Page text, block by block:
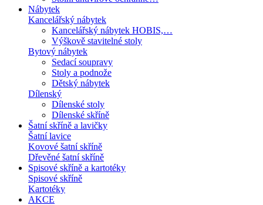
Nábytek
Kancelářský nábytek
Kancelářský nábytek HOBIS,…
Výškově stavitelné stoly
Bytový nábytek
Sedací soupravy
Stoly a podnože
Dětský nábytek
Dílenský
Dílenské stoly
Dílenské skříně
Šatní skříně a lavičky
Šatní lavice
Kovové šatní skříně
Dřevěné šatní skříně
Spisové skříně a kartotéky
Spisové skříně
Kartotéky
AKCE